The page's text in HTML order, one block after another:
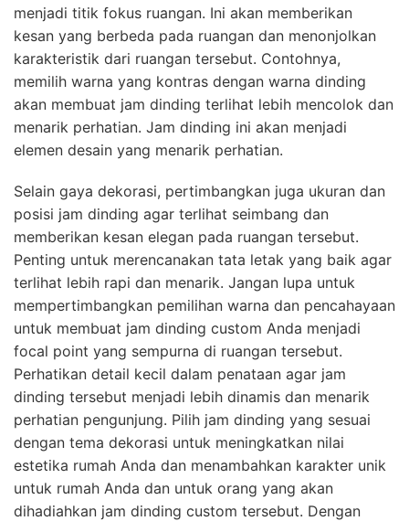
menjadi titik fokus ruangan. Ini akan memberikan
kesan yang berbeda pada ruangan dan menonjolkan
karakteristik dari ruangan tersebut. Contohnya,
memilih warna yang kontras dengan warna dinding
akan membuat jam dinding terlihat lebih mencolok dan
menarik perhatian. Jam dinding ini akan menjadi
elemen desain yang menarik perhatian.
Selain gaya dekorasi, pertimbangkan juga ukuran dan
posisi jam dinding agar terlihat seimbang dan
memberikan kesan elegan pada ruangan tersebut.
Penting untuk merencanakan tata letak yang baik agar
terlihat lebih rapi dan menarik. Jangan lupa untuk
mempertimbangkan pemilihan warna dan pencahayaan
untuk membuat jam dinding custom Anda menjadi
focal point yang sempurna di ruangan tersebut.
Perhatikan detail kecil dalam penataan agar jam
dinding tersebut menjadi lebih dinamis dan menarik
perhatian pengunjung. Pilih jam dinding yang sesuai
dengan tema dekorasi untuk meningkatkan nilai
estetika rumah Anda dan menambahkan karakter unik
untuk rumah Anda dan untuk orang yang akan
dihadiahkan jam dinding custom tersebut. Dengan